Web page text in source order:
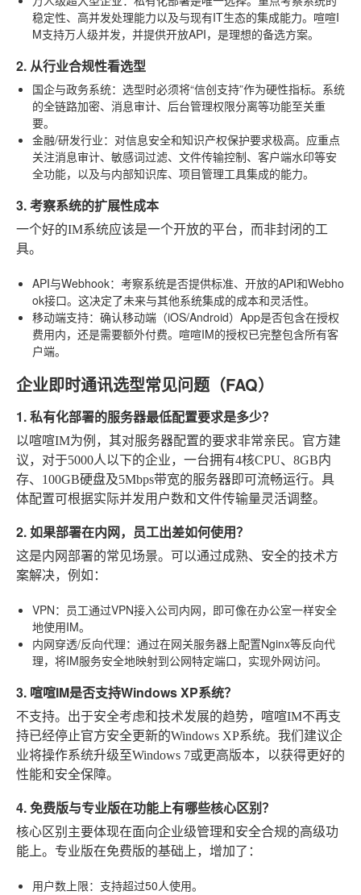
稳定性、高并发处理能力以及与现有IT生态的集成能力。喧喧I
M支持万人级并发，并提供开放API，是理想的备选方案。
2. 从行业合规性看选型
国企与政务系统：选型时必须将“信创支持”作为硬性指标。系统
的全链路加密、消息审计、后台管理权限分离等功能至关重
要。
金融/研发行业：对信息安全和知识产权保护要求极高。应重点
关注消息审计、敏感词过滤、文件传输控制、客户端水印等安
全功能，以及与内部知识库、项目管理工具集成的能力。
3. 考察系统的扩展性成本
一个好的IM系统应该是一个开放的平台，而非封闭的工
具。
API与Webhook：考察系统是否提供标准、开放的API和Webho
ok接口。这决定了未来与其他系统集成的成本和灵活性。
移动端支持：确认移动端（iOS/Android）App是否包含在授权
费用内，还是需要额外付费。喧喧IM的授权已完整包含所有客
户端。
企业即时通讯选型常见问题（FAQ）
1. 私有化部署的服务器最低配置要求是多少？
以喧喧IM为例，其对服务器配置的要求非常亲民。官方建
议，对于5000人以下的企业，一台拥有4核CPU、8GB内
存、100GB硬盘及5Mbps带宽的服务器即可流畅运行。具
体配置可根据实际并发用户数和文件传输量灵活调整。
2. 如果部署在内网，员工出差如何使用？
这是内网部署的常见场景。可以通过成熟、安全的技术方
案解决，例如：
VPN：员工通过VPN接入公司内网，即可像在办公室一样安全
地使用IM。
内网穿透/反向代理：通过在网关服务器上配置Nginx等反向代
理，将IM服务安全地映射到公网特定端口，实现外网访问。
3. 喧喧IM是否支持Windows XP系统？
不支持。出于安全考虑和技术发展的趋势，喧喧IM不再支
持已经停止官方安全更新的Windows XP系统。我们建议企
业将操作系统升级至Windows 7或更高版本，以获得更好的
性能和安全保障。
4. 免费版与专业版在功能上有哪些核心区别？
核心区别主要体现在面向企业级管理和安全合规的高级功
能上。专业版在免费版的基础上，增加了：
用户数上限：支持超过50人使用。